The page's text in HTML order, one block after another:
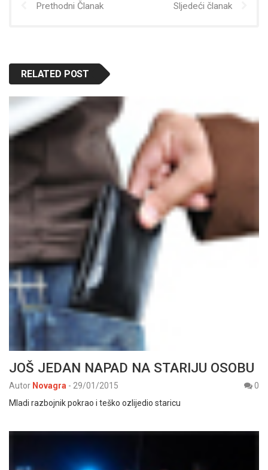
Prethodni Članak Sljedeći članak
RELATED POST
JOŠ JEDAN NAPAD NA STARIJU OSOBU
Autor Novagra - 29/01/2015
0
Mladi razbojnik pokrao i teško ozlijedio staricu